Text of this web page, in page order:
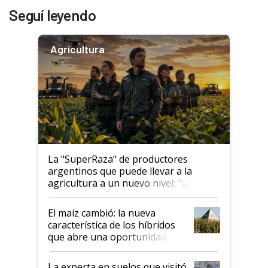
Seguí leyendo
Agricultura
La "SuperRaza" de productores
argentinos que puede llevar a la
agricultura a un nuevo nivel: "Las
posibilidades de crecimiento son
infinitas"
El maíz cambió: la nueva
característica de los híbridos
que abre una oportunidad en
el lote